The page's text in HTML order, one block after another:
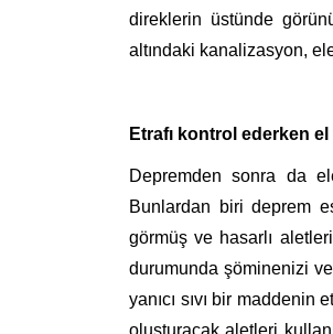
direklerin üstünde
altındaki kanalizasyon,
Etrafı kontrol ederken
Depremden sonra da
Bunlardan biri deprem
görmüş ve hasarlı aletleri
durumunda şöminenizi ve
yanıcı sıvı bir
oluşturacak aletleri